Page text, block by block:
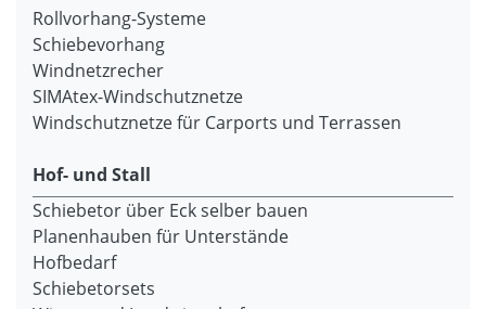
Rollvorhang-Systeme
Schiebevorhang
Windnetzrecher
SIMAtex-Windschutznetze
Windschutznetze für Carports und Terrassen
Hof- und Stall
Schiebetor über Eck selber bauen
Planenhauben für Unterstände
Hofbedarf
Schiebetorsets